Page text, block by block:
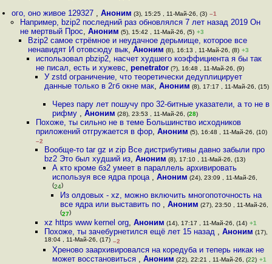
ого, оно живое 129327 ,Аноним (3), 15:25 , 11-Май-26, (3) –1
Например, bzip2 последний раз обновлялся 7 лет назад 2019 Он
не мертвый Прос, Аноним (5), 15:42 , 11-Май-26, (5) +3
Bzip2 самое стрёмное и неудачное дерьмище, которое все
ненавидят И отовсюду вык, Аноним (8), 16:13 , 11-Май-26, (8) +3
использовал pbzip2, насчет худшего коэффициента я бы так
не писал, есть и хужевс,penetrator (?), 16:48 , 11-Май-26, (9)
У zstd ограничение, что теоретически дедуплицирует
данные только в 2гб окне мак, Аноним (8), 17:17 , 11-Май-26, (15)
Через пару лет пошучу про 32-битные указатели, а то не в
рифму , Аноним (28), 23:53 , 11-Май-26, (28)
Похоже, ты сильно не в теме Большинство исходников
приложений отгружается в фор,Аноним (5), 16:48 , 11-Май-26, (10)
–2
Вообще-то tar gz и zip Все дистрибутивы давно забыли про
bz2 Это был худший из, Аноним (8), 17:10 , 11-Май-26, (13)
А кто кроме бз2 умеет в параллель архивировать
используя все ядра проца , Аноним (24), 23:09 , 11-Май-26,
(24)
Из олдовых - xz, можно включить многопоточность на
все ядра или выставить по ,Аноним (27), 23:50 , 11-Май-26,
(27)
xz https www kernel org, Аноним (14), 17:17 , 11-Май-26, (14) +1
Похоже, ты зачебурнетился ещё лет 15 назад , Аноним (17),
18:04 , 11-Май-26, (17) –2
Хреново заархивировался на коредуба и теперь никак не
может восстановиться , Аноним (22), 22:21 , 11-Май-26, (22) +1